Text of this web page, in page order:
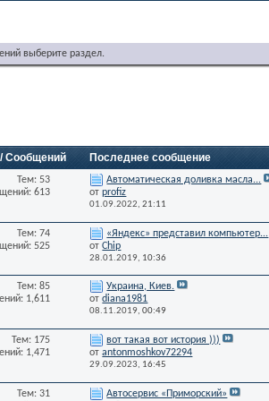
выберите раздел.
Сообщений Последнее сообщение
Тем: 53
613
Автоматическая доливка масла...
отprofiz
01.09.2022,21:11
Тем: 74
525
«Яндекс» представил компьютер...
отChip
28.01.2019, 10:36
Тем: 85
1,611
Украина, Киев.
отdiana1981
08.11.2019,00:49
Тем: 175
1,471
вот такая вот история )))
отantonmoshkov72294
29.09.2023, 16:45
Тем: 31
Автосервис «Приморский»